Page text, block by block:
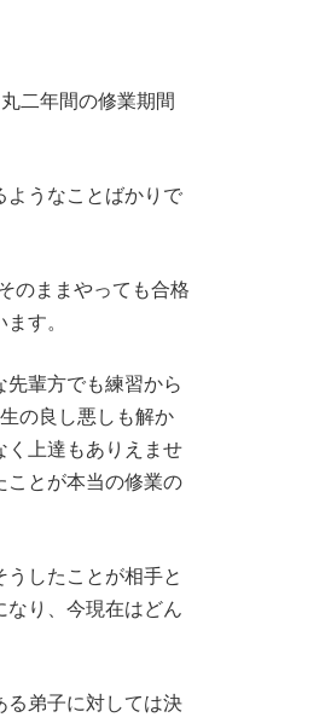
二年間の修業期間
うなことばかりで
のままやっても合格
す。
輩方でも練習から
の良し悪しも解か
く上達もありえませ
ことが本当の修業の
したことが相手と
なり、今現在はどん
弟子に対しては決